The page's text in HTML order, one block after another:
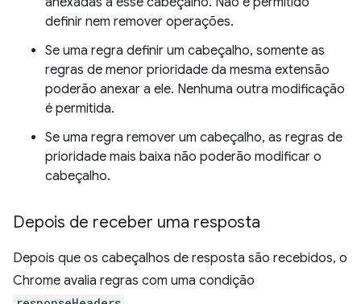
definir nem remover operações.
Se uma regra definir um cabeçalho, somente as
regras de menor prioridade da mesma extensão
poderão anexar a ele. Nenhuma outra modificação
é permitida.
Se uma regra remover um cabeçalho, as regras de
prioridade mais baixa não poderão modificar o
cabeçalho.
Depois de receber uma resposta
Depois que os cabeçalhos de resposta são recebidos, o
Chrome avalia regras com uma condição